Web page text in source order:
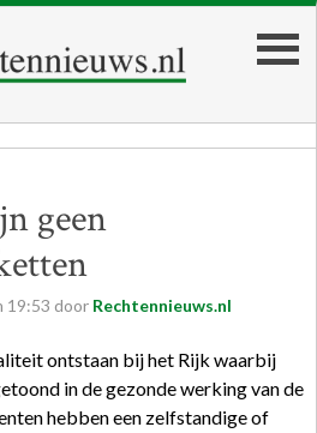
geen
19:53 door Rechtennieuws.nl
ontstaan bij het Rijk waarbij
in de gezonde werking van de
hebben een zelfstandige of